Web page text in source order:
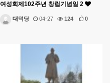
여성회제102주년 창립기념일 2
대덕당 04-27 124 0